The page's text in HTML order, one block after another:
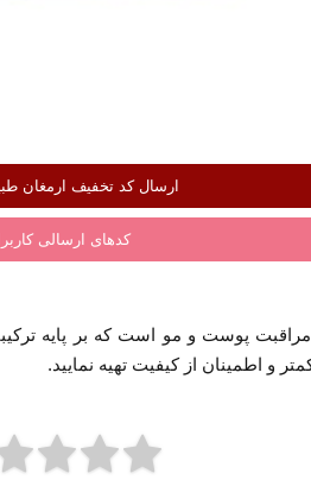
ارسال کد تخفیف ارمغان
کدهای ارسالی
پوست و مو است که بر پایه
و اطمینان از کیفیت تهیه نمایید.